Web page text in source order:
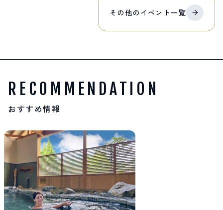
その他の イベント 一覧
RECOMMENDATION
おすすめ情報